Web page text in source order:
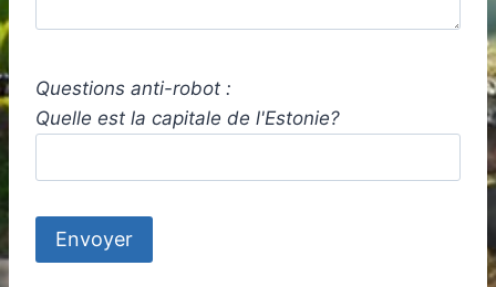
Questions anti-robot :
Quelle est la capitale de l'Estonie?